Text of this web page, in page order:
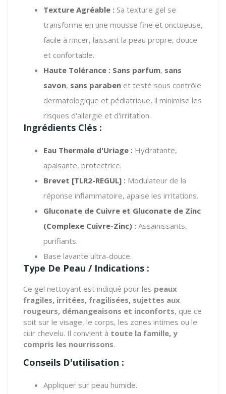
Texture Agréable : Sa texture gel se
transforme en une mousse fine et onctueuse,
facile à rincer, laissant la peau propre, douce
et confortable.
Haute Tolérance : Sans parfum, sans
savon, sans paraben et testé sous contrôle
dermatologique et pédiatrique, il minimise les
risques d'allergie et d'irritation.
Ingrédients Clés :
Eau Thermale d'Uriage : Hydratante,
apaisante, protectrice.
Brevet [TLR2-REGUL] : Modulateur de la
réponse inflammatoire, apaise les irritations.
Gluconate de Cuivre et Gluconate de Zinc
(Complexe Cuivre-Zinc) : Assainissants,
purifiants.
Base lavante ultra-douce.
Type De Peau / Indications :
Ce gel nettoyant est indiqué pour les peaux
fragiles, irritées, fragilisées, sujettes aux
rougeurs, démangeaisons et inconforts, que ce
soit sur le visage, le corps, les zones intimes ou le
cuir chevelu. Il convient à toute la famille, y
compris les nourrissons.
Conseils D'utilisation :
Appliquer sur peau humide.